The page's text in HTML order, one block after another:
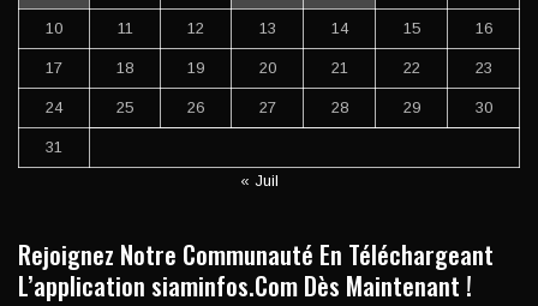
10 11 12 13 14 15 16
17 18 19 20 21 22 23
24 25 26 27 28 29 30
31
« Juil
Rejoignez Notre Communauté En Téléchargeant
L’application siaminfos.Com Dès Maintenant !